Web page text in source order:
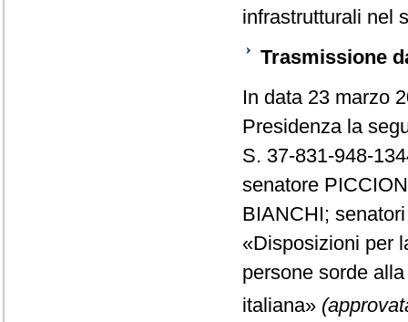
infrastrutturali nel
Trasmissione
In data 23 marzo
Presidenza la
S. 37-831-948-
senatore
BIANCHI;
«Disposizioni per
persone sorde
italiana»